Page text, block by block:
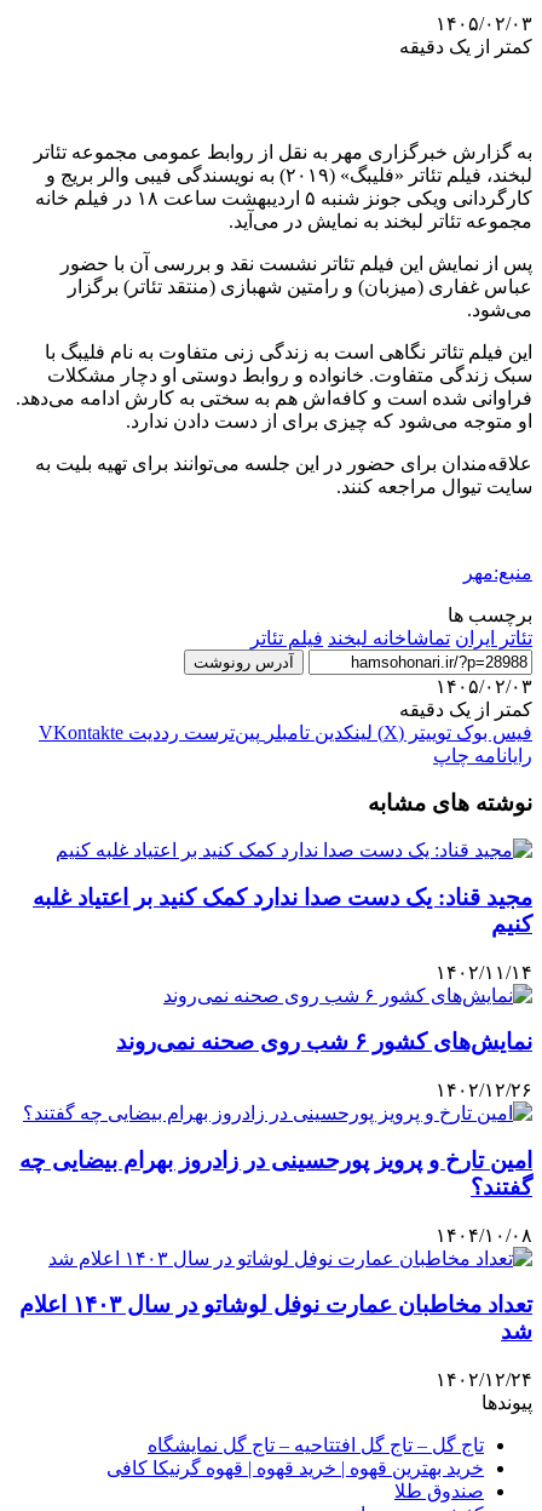
۱۴۰۵/۰۲/۰۳
کمتر از یک دقیقه
به گزارش خبرگزاری مهر به نقل از روابط عمومی مجموعه تئاتر
لبخند، فیلم تئاتر «فلیبگ» (۲۰۱۹) به نویسندگی فیبی والر بریج و
کارگردانی ویکی جونز شنبه ۵ اردیبهشت ساعت ۱۸ در فیلم خانه
مجموعه تئاتر لبخند به نمایش در می‌آید.
پس از نمایش این فیلم تئاتر نشست نقد و بررسی آن با حضور
عباس غفاری (میزبان) و رامتین شهبازی (منتقد تئاتر) برگزار
می‌شود.
این فیلم تئاتر نگاهی‌ است به زندگی زنی متفاوت به نام فلیبگ با
سبک زندگی متفاوت. خانواده و روابط دوستی او دچار مشکلات
فراوانی شده است و کافه‌اش هم به سختی به کارش ادامه می‌دهد.
او متوجه می‌شود که چیزی برای از دست دادن ندارد.
علاقه‌مندان برای حضور در این جلسه می‌توانند برای تهیه بلیت به
سایت تیوال مراجعه کنند.
منبع:مهر
برچسب ها
تئاتر ایران تماشاخانه لبخند فیلم تئاتر
آدرس رونوشت
۱۴۰۵/۰۲/۰۳
کمتر از یک دقیقه
فیس بوک توییتر (X) لینکدین ‫تامبلر ‫پین‌ترست ‫رددیت ‫VKontakte
رایانامه چاپ
نوشته های مشابه
مجید قناد: یک دست صدا ندارد کمک کنید بر اعتیاد غلبه
کنیم
۱۴۰۲/۱۱/۱۴
نمایش‌های کشور ۶ شب روی صحنه نمی‌روند
۱۴۰۲/۱۲/۲۶
امین تارخ و پرویز پورحسینی در زادروز بهرام بیضایی چه
گفتند؟
۱۴۰۴/۱۰/۰۸
تعداد مخاطبان عمارت نوفل لوشاتو در سال ۱۴۰۳ اعلام
شد
۱۴۰۲/۱۲/۲۴
پیوندها
تاج گل – تاج گل افتتاحیه – تاج گل نمایشگاه
خرید بهترین قهوه | خرید قهوه | قهوه گرنیکا کافی
صندوق طلا